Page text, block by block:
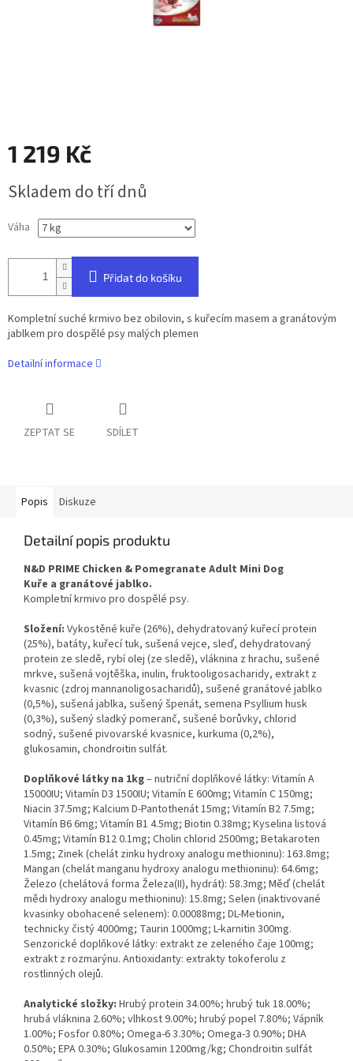
1 219 Kč
cena:
Skladem do tří dnů
Váha
Přidat do košíku
Kompletní suché krmivo bez obilovin, s kuřecím masem a granátovým
jablkem pro dospělé psy malých plemen
Detailní informace
ZEPTAT SE SDÍLET
Popis Diskuze
Detailní popis produktu
N&D PRIME Chicken & Pomegranate Adult Mini Dog
Kuře a granátové jablko.
Kompletní krmivo pro dospělé psy.
Složení: Vykostěné kuře (26%), dehydratovaný kuřecí protein
(25%), batáty, kuřecí tuk, sušená vejce, sleď, dehydratovaný
protein ze sledě, rybí olej (ze sledě), vláknina z hrachu, sušené
mrkve, sušená vojtěška, inulin, fruktooligosacharidy, extrakt z
kvasnic (zdroj mannanoligosacharidů), sušené granátové jablko
(0,5%), sušená jablka, sušený špenát, semena Psyllium husk
(0,3%), sušený sladký pomeranč, sušené borůvky, chlorid
sodný, sušené pivovarské kvasnice, kurkuma (0,2%),
glukosamin, chondroitin sulfát.
Doplňkové látky na 1kg– nutriční doplňkové látky: Vitamín A
15000IU; Vitamín D3 1500IU; Vitamín E 600mg; Vitamín C 150mg;
Niacin 37.5mg; Kalcium D-Pantothenát 15mg; Vitamín B2 7.5mg;
Vitamín B6 6mg; Vitamín B1 4.5mg; Biotin 0.38mg; Kyselina listová
0.45mg; Vitamín B12 0.1mg; Cholin chlorid 2500mg; Betakaroten
1.5mg; Zinek (chelát zinku hydroxy analogu methioninu): 163.8mg;
Mangan (chelát manganu hydroxy analogu methioninu): 64.6mg;
Železo (chelátová forma Železa(II), hydrát): 58.3mg; Měď (chelát
mědi hydroxy analogu methioninu): 15.8mg; Selen (inaktivované
kvasinky obohacené selenem): 0.00088mg; DL-Metionin,
technicky čistý 4000mg; Taurin 1000mg; L-karnitin 300mg.
Senzorické doplňkové látky: extrakt ze zeleného čaje 100mg;
extrakt z rozmarýnu. Antioxidanty: extrakty tokoferolu z
rostlinných olejů.
Analytické složky: Hrubý protein 34.00%; hrubý tuk 18.00%;
hrubá vláknina 2.60%; vlhkost 9.00%; hrubý popel 7.80%; Vápník
1.00%; Fosfor 0.80%; Omega-6 3.30%; Omega-3 0.90%; DHA
0.50%; EPA 0.30%; Glukosamin 1200mg/kg; Chondroitin sulfát